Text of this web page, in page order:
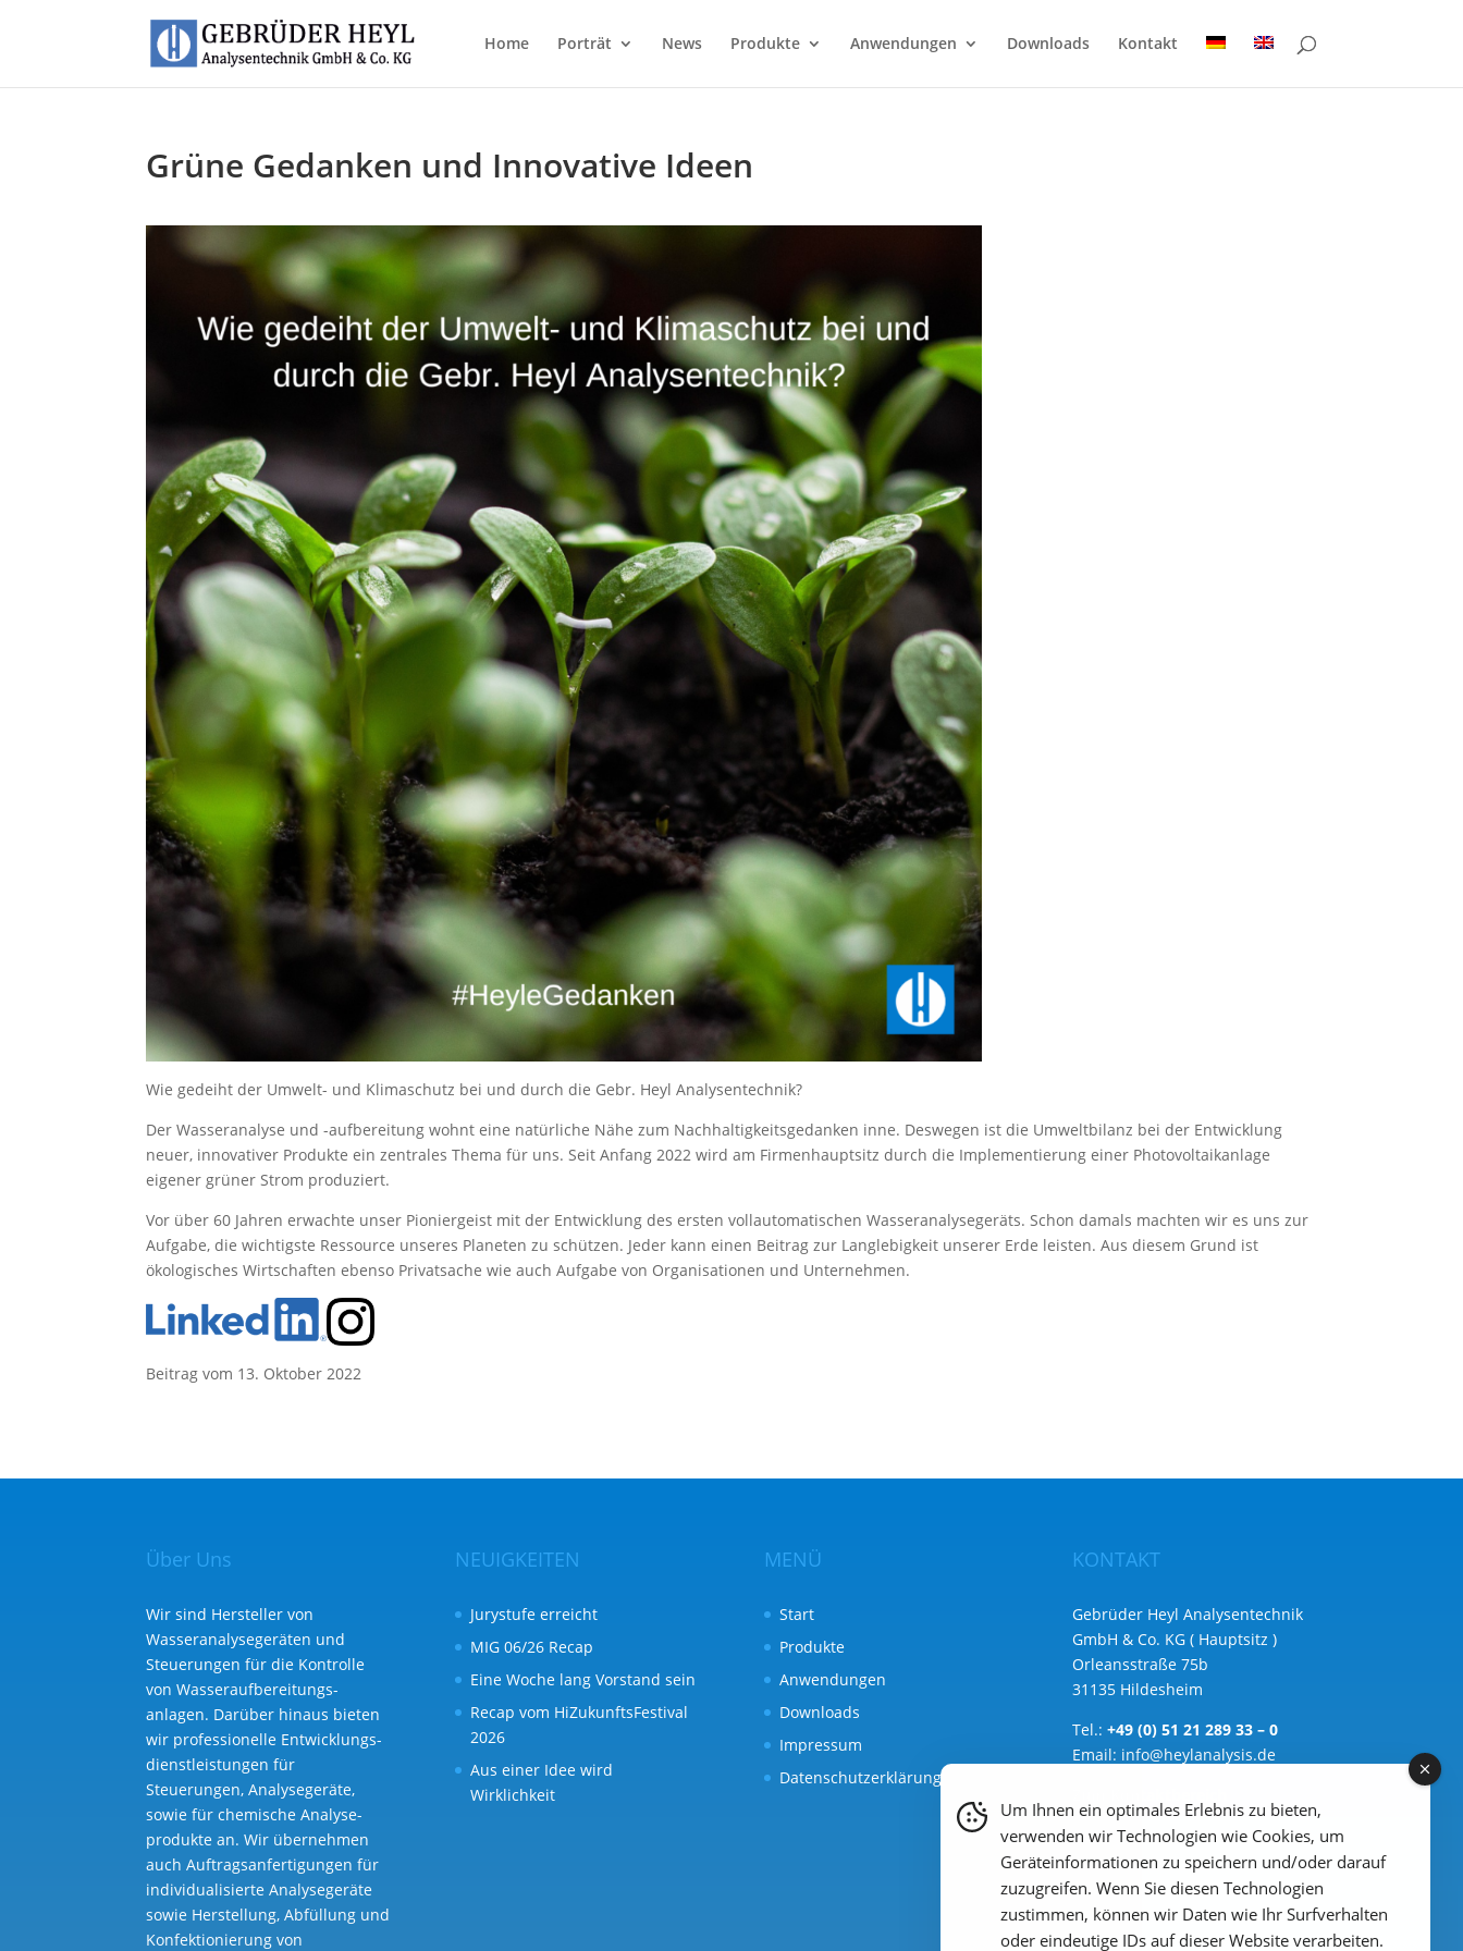
Home Porträt News Produkte Anwendungen Downloads Kontakt
Grüne Gedanken und Innovative Ideen
Wie gedeiht der Umwelt- und Klimaschutz bei und durch die Gebr. Heyl Analysentechnik?
Der Wasseranalyse und -aufbereitung wohnt eine natürliche Nähe zum Nachhaltigkeitsgedanken inne. Deswegen ist die Umweltbilanz bei der Entwicklung
neuer, innovativer Produkte ein zentrales Thema für uns. Seit Anfang 2022 wird am Firmenhauptsitz durch die Implementierung einer Photovoltaikanlage
eigener grüner Strom produziert.
Vor über 60 Jahren erwachte unser Pioniergeist mit der Entwicklung des ersten vollautomatischen Wasseranalysegeräts. Schon damals machten wir es uns zur
Aufgabe, die wichtigste Ressource unseres Planeten zu schützen. Jeder kann einen Beitrag zur Langlebigkeit unserer Erde leisten. Aus diesem Grund ist
ökologisches Wirtschaften ebenso Privatsache wie auch Aufgabe von Organisationen und Unternehmen.
Beitrag vom 13. Oktober 2022
Über Uns
Wir sind Hersteller von
Wasseranalysegeräten und
Steuerungen für die Kontrolle
von Wasser­aufbereitungs­
anlagen. Darüber hinaus bieten
wir professionelle Entwicklungs­
dienst­leistungen für
Steuerungen, Analysegeräte,
sowie für chemische Analyse­
produkte an. Wir übernehmen
auch Auftragsanfertigungen für
individualisierte Analysegeräte
sowie Herstellung, Abfüllung und
Konfektionierung von
NEUIGKEITEN
Jurystufe erreicht
MIG 06/26 Recap
Eine Woche lang Vorstand sein
Recap vom HiZukunftsFestival
2026
Aus einer Idee wird
Wirklichkeit
MENÜ
Start
Produkte
Anwendungen
Downloads
Impressum
Datenschutzerklärung
KONTAKT
Gebrüder Heyl Analysentechnik
GmbH & Co. KG ( Hauptsitz )
Orleansstraße 75b
31135 Hildesheim
Tel.:+49 (0) 51 21 289 33 – 0
Email: info@heylanalysis.de
Um Ihnen ein optimales Erlebnis zu bieten,
verwenden wir Technologien wie Cookies, um
Geräteinformationen zu speichern und/oder darauf
zuzugreifen. Wenn Sie diesen Technologien
zustimmen, können wir Daten wie Ihr Surfverhalten
oder eindeutige IDs auf dieser Website verarbeiten.